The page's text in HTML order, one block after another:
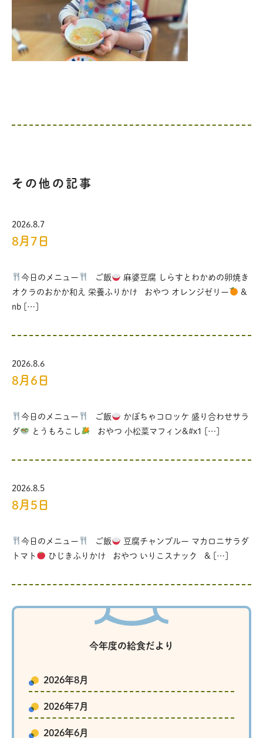
その他の記事
2026.8.7
8月7日
今日のメニュー ご飯
麻婆豆腐 しらすとわかめの卵焼き
オクラのおかか和え 栄養ふりかけ おやつ オレンジゼリー
&
nb […]
2026.8.6
8月6日
今日のメニュー ご飯
かぼちゃコロッケ 盛り合わせサラ
ダ
とうもろこし おやつ 小松菜マフィン&#x1 […]
2026.8.5
8月5日
今日のメニュー ご飯
豆腐チャンプルー マカロニサラダ
トマト
ひじきふりかけ おやつ いりこスナック & […]
今年度の給食だより
2026年8月
2026年7月
2026年6月